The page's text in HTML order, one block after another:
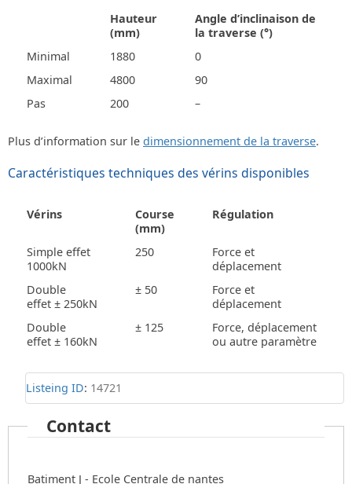
Hauteur
(mm)
Angle d’inclinaison de
la traverse (°)
Minimal
1880
0
Maximal
4800
90
Pas
200 –
Plus d’information sur le dimensionnement de la traverse.
Caractéristiques techniques des vérins disponibles
Vérins
Course
(mm)
Régulation
Simple effet
1000kN
250
Force et
déplacement
Double
effet ± 250kN
± 50
Force et
déplacement
Double
effet ± 160kN
± 125
Force, déplacement
ou autre paramètre
Listeing ID: 14721
Contact
Batiment J - Ecole Centrale de nantes